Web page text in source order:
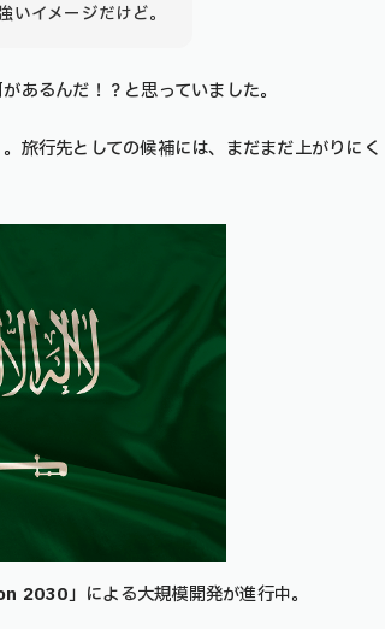
イメージだけど。
あるんだ！？と思っていました。
旅行先としての候補には、まだまだ上がりにく
2030」による大規模開発が進行中。